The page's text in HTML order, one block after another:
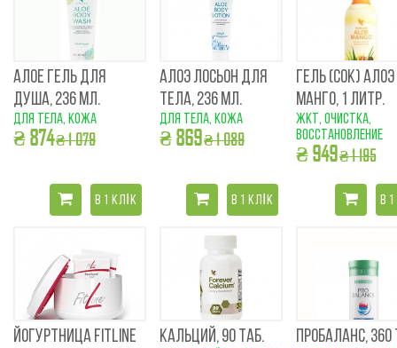
АЛОЕ ГЕЛЬ ДЛЯ
ДУША, 236 МЛ.
для тела, кожа
₴ 874₴ 1 079
В 1 КЛІК
АЛОЭ ЛОСЬОН ДЛЯ
ТЕЛА, 236 МЛ.
для тела, кожа
₴ 869₴ 1 089
В 1 КЛІК
ГЕЛЬ (СОК) АЛОЭ
МАНГО, 1 ЛИТР.
ЖКТ, очистка,
восстановление
₴ 949₴ 1 195
В
ЙОГУРТНИЦА FITLINE
КАЛЬЦИЙ, 90 ТАБ. ПРОБАЛАНС,